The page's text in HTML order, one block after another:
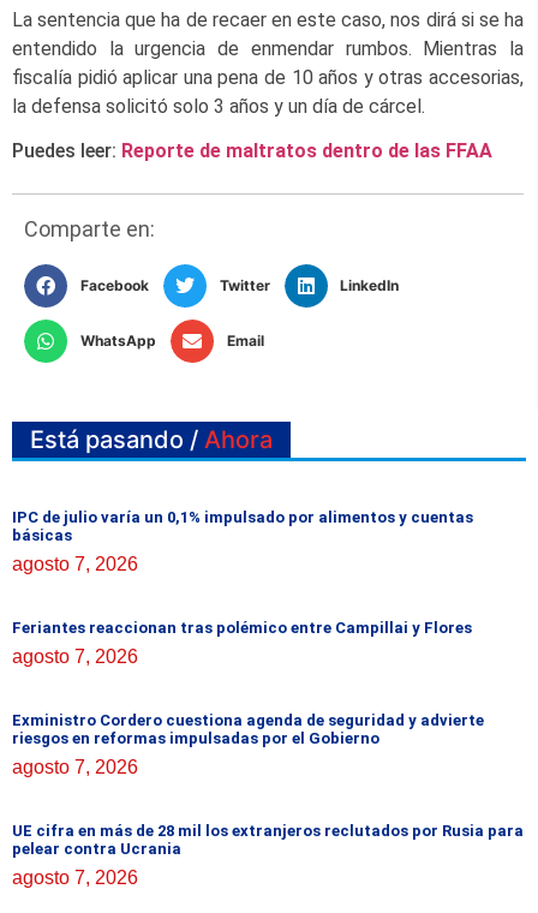
La sentencia que ha de recaer en este caso, nos dirá si se ha
entendido la urgencia de enmendar rumbos. Mientras la
fiscalía pidió aplicar una pena de 10 años y otras accesorias,
la defensa solicitó solo 3 años y un día de cárcel.
Puedes leer: Reporte de maltratos dentro de las FFAA
Comparte en:
Facebook Twitter LinkedIn
WhatsApp Email
Está pasando / Ahora
IPC de julio varía un 0,1% impulsado por alimentos y cuentas
básicas
agosto 7, 2026
Feriantes reaccionan tras polémico entre Campillai y Flores
agosto 7, 2026
Exministro Cordero cuestiona agenda de seguridad y advierte
riesgos en reformas impulsadas por el Gobierno
agosto 7, 2026
UE cifra en más de 28 mil los extranjeros reclutados por Rusia para
pelear contra Ucrania
agosto 7, 2026